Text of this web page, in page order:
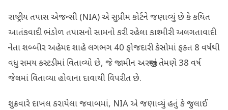
રાષ્ટ્રીય તપાસ એજન્સી (NIA) એ સુપ્રીમ કોર્ટને જણાવ્યું છે કે કથિત
આતંકવાદી ભંડોળ તપાસનો સામનો કરી રહેલા કાશ્મીરી અલગતાવાદી
નેતા શબ્બીર અહેમદ શાહે લગભગ 40 ફોજદારી કેસોમાં ફક્ત 8 વર્ષથી
વધુ સમય કસ્ટડીમાં વિતાવ્યો છે, જે જામીન અરજીમાં તેમણે 38 વર્ષ
જેલમાં વિતાવ્યા હોવાના દાવાથી વિપરીત છે.
શુક્રવારે દાખલ કરાયેલા જવાબમાં, NIA એ જણાવ્યું હતું કે જુલાઈ